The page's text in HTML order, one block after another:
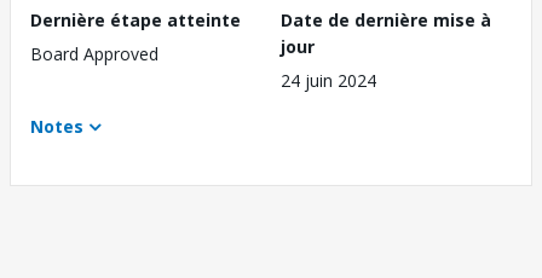
Dernière étape atteinte
Board Approved
Date de dernière mise à
jour
24 juin 2024
Notes